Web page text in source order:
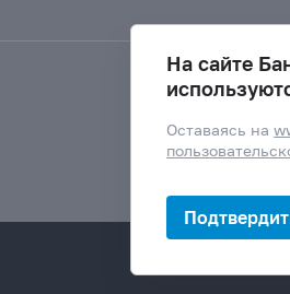
На сайте
Оставаясь на